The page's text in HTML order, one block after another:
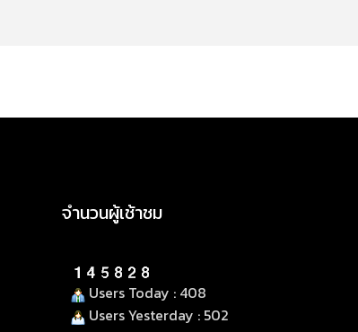
จำนวนผู้เช้าชม
Users Today : 408
Users Yesterday : 502